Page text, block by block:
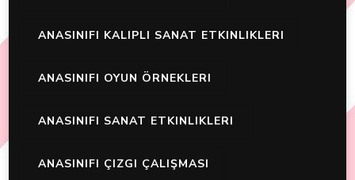
ANASINIFI KALIPLI SANAT ETKINLIKLERI
ANASINIFI OYUN ÖRNEKLERI
ANASINIFI SANAT ETKINLIKLERI
ANASINIFI ÇIZGI ÇALIŞMASI